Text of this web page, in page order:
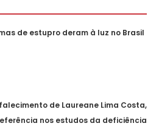
de estupro deram à luz no Brasil
de Laureane Lima Costa,
nos estudos da deficiência